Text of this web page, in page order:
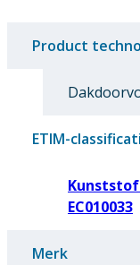
Product
ETIM-
EC010033
Merk